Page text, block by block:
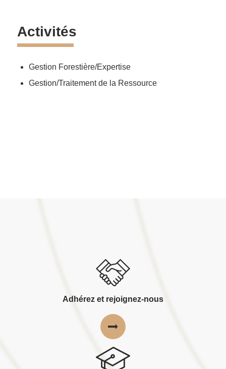
Activités
Gestion Forestière/Expertise
Gestion/Traitement de la Ressource
Adhérez et rejoignez-nous